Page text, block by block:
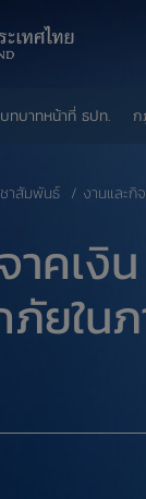
บทบาทหน้าที่ ธปท. ก
าสัมพันธ์ งานและกิ
าคเงิ
ยใน